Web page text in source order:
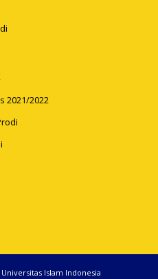
2021/2022
Islam Indonesia